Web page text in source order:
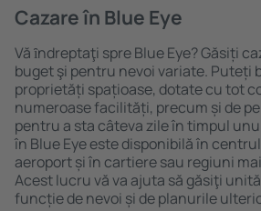
Cazare în Blue Eye
Vă ȋndreptaţi spre Blue Eye? Găsiți
buget şi pentru nevoi variate. Puteți
proprietăți spațioase, dotate cu tot
numeroase facilități, precum și de
pentru a sta câteva zile în timpul
în Blue Eye este disponibilă în
aeroport și în cartiere sau regiuni
Acest lucru vă va ajuta să găsiţi
funcție de nevoi și de planurile